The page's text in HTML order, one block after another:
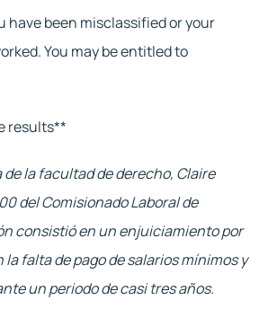
have been misclassified or your
You may be entitled to
results**
la facultad de derecho, Claire
del Comisionado Laboral de
consistió en un enjuiciamiento por
falta de pago de salarios mínimos y
un periodo de casi tres años.